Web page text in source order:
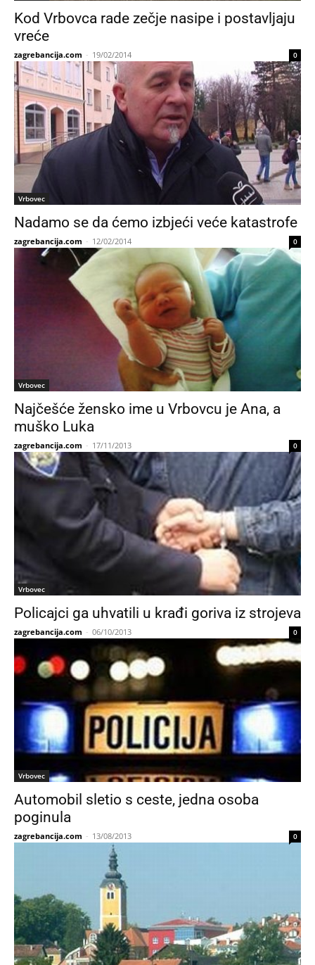
Kod Vrbovca rade zečje nasipe i postavljaju
vreće
zagrebancija.com - 19/02/2014 0
Vrbovec
Nadamo se da ćemo izbjeći veće katastrofe
zagrebancija.com - 12/02/2014 0
Vrbovec
Najčešće žensko ime u Vrbovcu je Ana, a
muško Luka
zagrebancija.com - 17/11/2013 0
Vrbovec
Policajci ga uhvatili u krađi goriva iz strojeva
zagrebancija.com - 06/10/2013 0
Vrbovec
Automobil sletio s ceste, jedna osoba
poginula
zagrebancija.com - 13/08/2013 0